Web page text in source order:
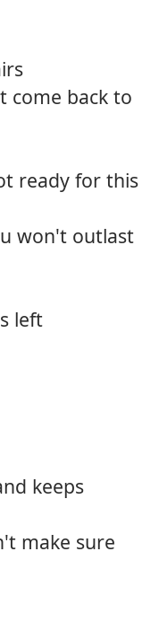
come back to
ready for this
won't outlast
left
keeps
make sure